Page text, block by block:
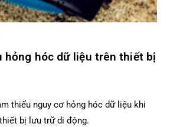
hỏng hóc dữ liệu trên thiết bị
thiểu nguy cơ hỏng hóc dữ liệu khi
bị lưu trữ di động.